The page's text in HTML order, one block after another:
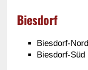
Biesdorf
Biesdorf-Nord
Biesdorf-Süd